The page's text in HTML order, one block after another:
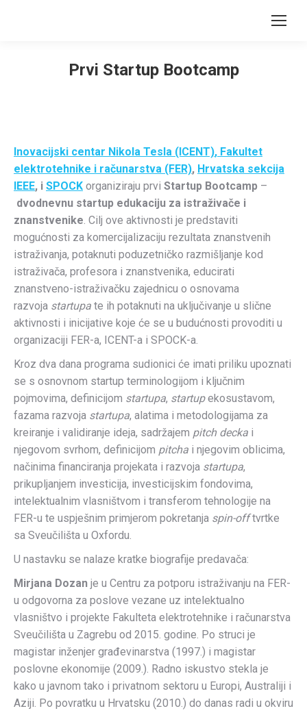
Prvi Startup Bootcamp
Inovacijski centar Nikola Tesla (ICENT), Fakultet
elektrotehnike i računarstva (FER), Hrvatska sekcija
IEEE, i SPOCK organiziraju prvi Startup Bootcamp –
dvodnevnu startup edukaciju za istraživače i
znanstvenike. Cilj ove aktivnosti je predstaviti
mogućnosti za komercijalizaciju rezultata znanstvenih
istraživanja, potaknuti poduzetničko razmišljanje kod
istraživača, profesora i znanstvenika, educirati
znanstveno-istraživačku zajednicu o osnovama
razvoja startupa te ih potaknuti na uključivanje u slične
aktivnosti i inicijative koje će se u budućnosti provoditi u
organizaciji FER-a, ICENT-a i SPOCK-a.
Kroz dva dana programa sudionici će imati priliku upoznati
se s osnovnom startup terminologijom i ključnim
pojmovima, definicijom startupa, startupekosustavom,
fazama razvoja startupa, alatima i metodologijama za
kreiranje i validiranje ideja, sadržajem pitch decka i
njegovom svrhom, definicijom pitcha i njegovim oblicima,
načinima financiranja projekata i razvoja startupa,
prikupljanjem investicija, investicijskim fondovima,
intelektualnim vlasništvom i transferom tehnologije na
FER-u te uspješnim primjerom pokretanja spin-offtvrtke
sa Sveučilišta u Oxfordu.
U nastavku se nalaze kratke biografije predavača:
Mirjana Dozan je u Centru za potporu istraživanju na FER-
u odgovorna za poslove vezane uz intelektualno
vlasništvo i projekte Fakulteta elektrotehnike i računarstva
Sveučilišta u Zagrebu od 2015. godine. Po struci je
magistar inženjer građevinarstva (1997.) i magistar
poslovne ekonomije (2009.). Radno iskustvo stekla je
kako u javnom tako i privatnom sektoru u Europi, Australiji i
Aziji. Po povratku u Hrvatsku (2010.) do danas radi u okviru